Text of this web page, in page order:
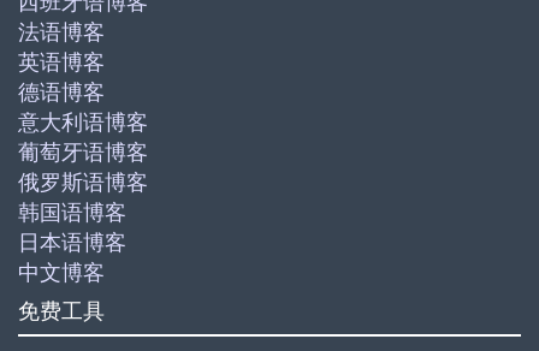
法语博客
英语博客
德语博客
意大利语博客
葡萄牙语博客
俄罗斯语博客
韩国语博客
日本语博客
中文博客
免费工具